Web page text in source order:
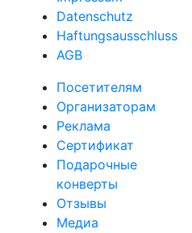
Datenschutz
Haftungsausschluss
AGB
Посетителям
Организаторам
Реклама
Сертификат
Подарочные
конверты
Отзывы
Медиа